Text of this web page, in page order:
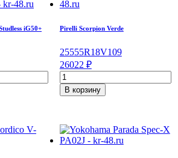
iG50+ Pirelli Scorpion Verde
25555R18V109
26022 ₽
Количество
товара
Pirelli
255/55/R18
109
В корзину